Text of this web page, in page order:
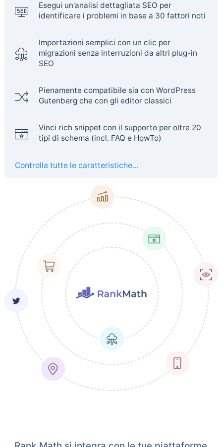
Esegui un'analisi dettagliata SEO per
identificare i problemi in base a 30 fattori noti
Importazioni semplici con un clic per
migrazioni senza interruzioni da altri plug-in
SEO
Pienamente compatibile sia con WordPress
Gutenberg che con gli editor classici
Vinci rich snippet con il supporto per oltre 20
tipi di schema (incl. FAQ e HowTo)
Controlla tutte le caratteristiche...